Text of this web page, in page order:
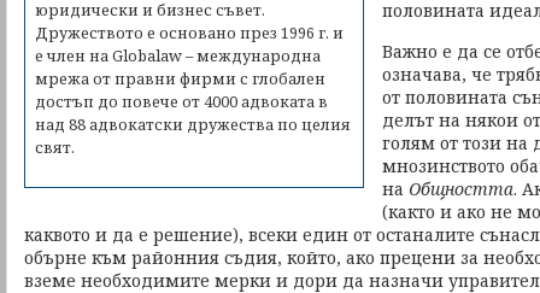
юридически и бизнес съвет.
Дружеството е основано през 1996 г. и
е член на Globalaw – международна
мрежа от правни фирми с глобален
достъп до повече от 4000 адвоката в
над 88 адвокатски дружества по целия
свят.
половината
Важно е да се
означава, че
от половината
делът на някои
голям от този на
мнозинството
на Общността.
(както и ако не
каквото и да е решение), всеки един от останалите
обърне към районния съдия, който, ако прецени за
вземе необходимите мерки и дори да назначи